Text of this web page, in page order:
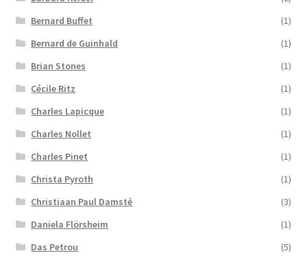
Bernard Buffet
(1)
Bernard de Guinhald
(1)
Brian Stones
(1)
Cécile Ritz
(1)
Charles Lapicque
(1)
Charles Nollet
(1)
Charles Pinet
(1)
Christa Pyroth
(1)
Christiaan Paul Damsté
(3)
Daniela Flörsheim
(1)
Das Petrou
(5)